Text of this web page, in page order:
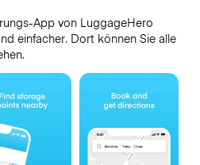
App von LuggageHero
einfacher. Dort können Sie alle